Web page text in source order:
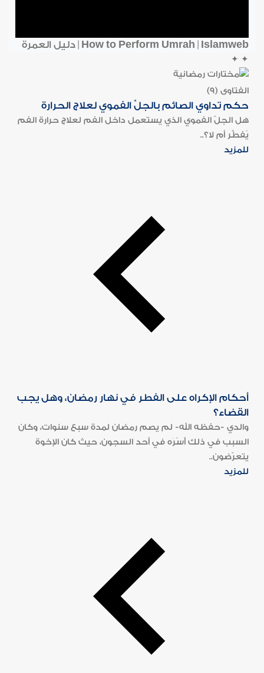
How to Perform Umrah | Islamweb | دليل العمرة
✦
✦
الفتاوى (9)
حكم تداوي الصائم بالجلِّ الفموي لعلاج الحرارة
هل الجلّ الفموي الذي يستعمل داخل الفم لعلاج حرارة الفم
يُفطِّر أم لا؟..
للمزيد
أحكام الإكراه على الفطر في نهار رمضان، وهل يجب
القضاء؟
والدي -حفظه الله- لم يصم رمضان لمدة سبع سنوات، وكان
السبب في ذلك أَسْرَه في أحد السجون، حيث كان الإخوة
يتعرّضون..
للمزيد